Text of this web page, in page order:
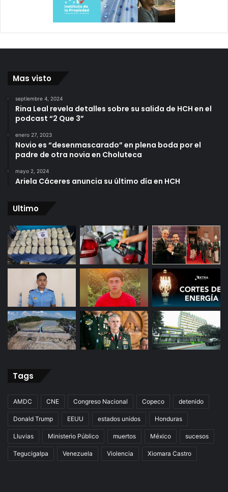
Mas visto
septiembre 4, 2024
Rina Leal revela detalles sobre su salida de HCH en el
podcast “2 Que 3”
enero 27, 2023
Novio es “desenmascarado” en plena boda por el
padre de otra novia en Choluteca
mayo 2, 2024
Ariela Cáceres anuncia su último día en HCH
Ultimo
Tags
AMDC CNE Congreso Nacional Copeco detenido
Donald Trump EEUU estados unidos Honduras
Lluvias Ministerio Público muertos México sucesos
Tegucigalpa Venezuela Violencia Xiomara Castro